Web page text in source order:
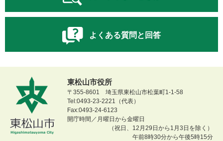
よくある質問と回答
東松山市役所
〒355-8601 埼玉県東松山市松葉町1-1-58
Tel:0493-23-2221（代表）
Fax:0493-24-6123
開庁時間／月曜日から金曜日
（祝日、12月29日から1月3日を除く）
午前8時30分から午後5時15分